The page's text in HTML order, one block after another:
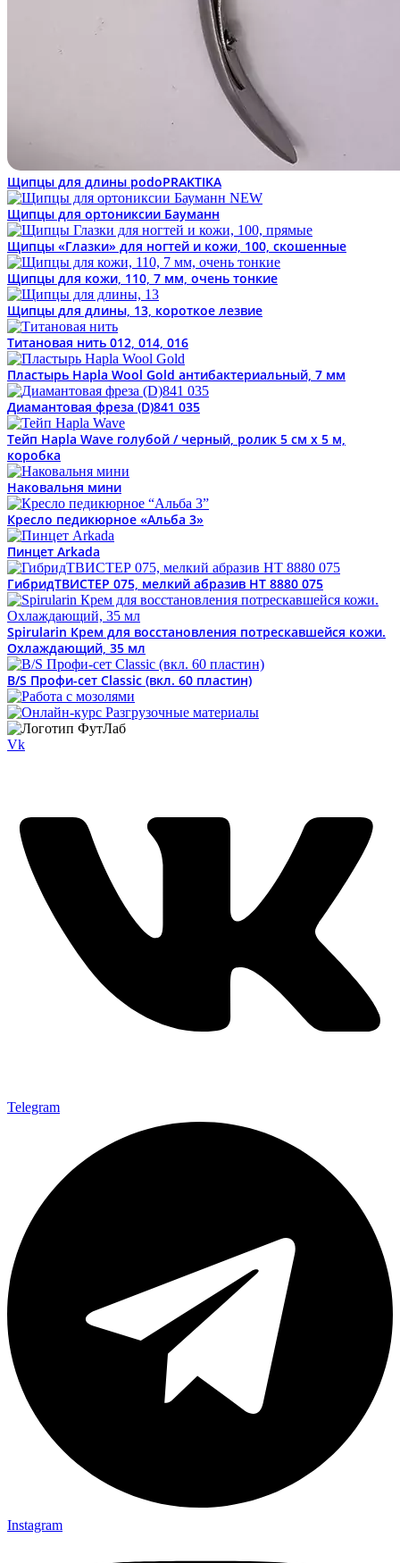
Щипцы для длины podoPRAKTIKA
Щипцы для ортониксии Бауманн
Щипцы «Глазки» для ногтей и кожи, 100, скошенные
Щипцы для кожи, 110, 7 мм, очень тонкие
Щипцы для длины, 13, короткое лезвие
Титановая нить 012, 014, 016
Пластырь Hapla Wool Gold антибактериальный, 7 мм
Диамантовая фреза (D)841 035
Тейп Hapla Wave голубой / черный, ролик 5 см х 5 м,
коробка
Наковальня мини
Кресло педикюрное «Альба 3»
Пинцет Arkada
ГибридТВИСТЕР 075, мелкий абразив HT 8880 075
Spirularin Крем для восстановления потрескавшейся кожи.
Охлаждающий, 35 мл
B/S Профи-сет Classic (вкл. 60 пластин)
Vk
Telegram
Instagram